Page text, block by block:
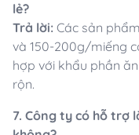
lẻ?
Trả lời: Các sản
và 150-200g/miếng
hợp với khẩu phần
rộn.
7. Công ty có hỗ trợ